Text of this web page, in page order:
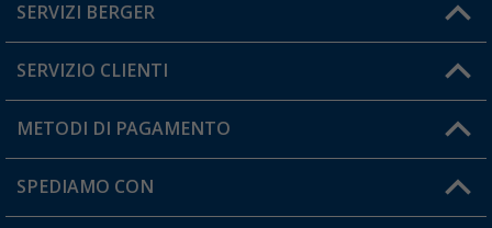
Hai una domanda?
SERVIZI BERGER
Diventare rivenditori
Il mio Account
Carta fedeltà Berger
SERVIZIO CLIENTI
Informazioni sulla spedizione
Resi
METODI DI PAGAMENTO
SPEDIAMO CON